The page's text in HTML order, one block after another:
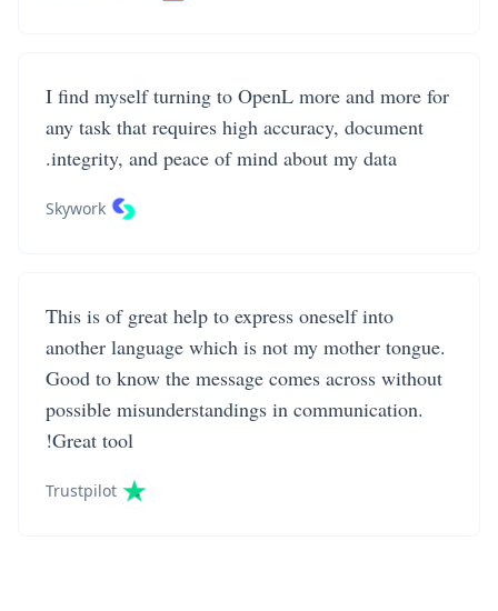
I find myself turning to OpenL more and more for
any task that requires high accuracy, document
integrity, and peace of mind about my data.
Skywork
This is of great help to express oneself into
another language which is not my mother tongue.
Good to know the message comes across without
possible misunderstandings in communication.
Great tool!
Trustpilot